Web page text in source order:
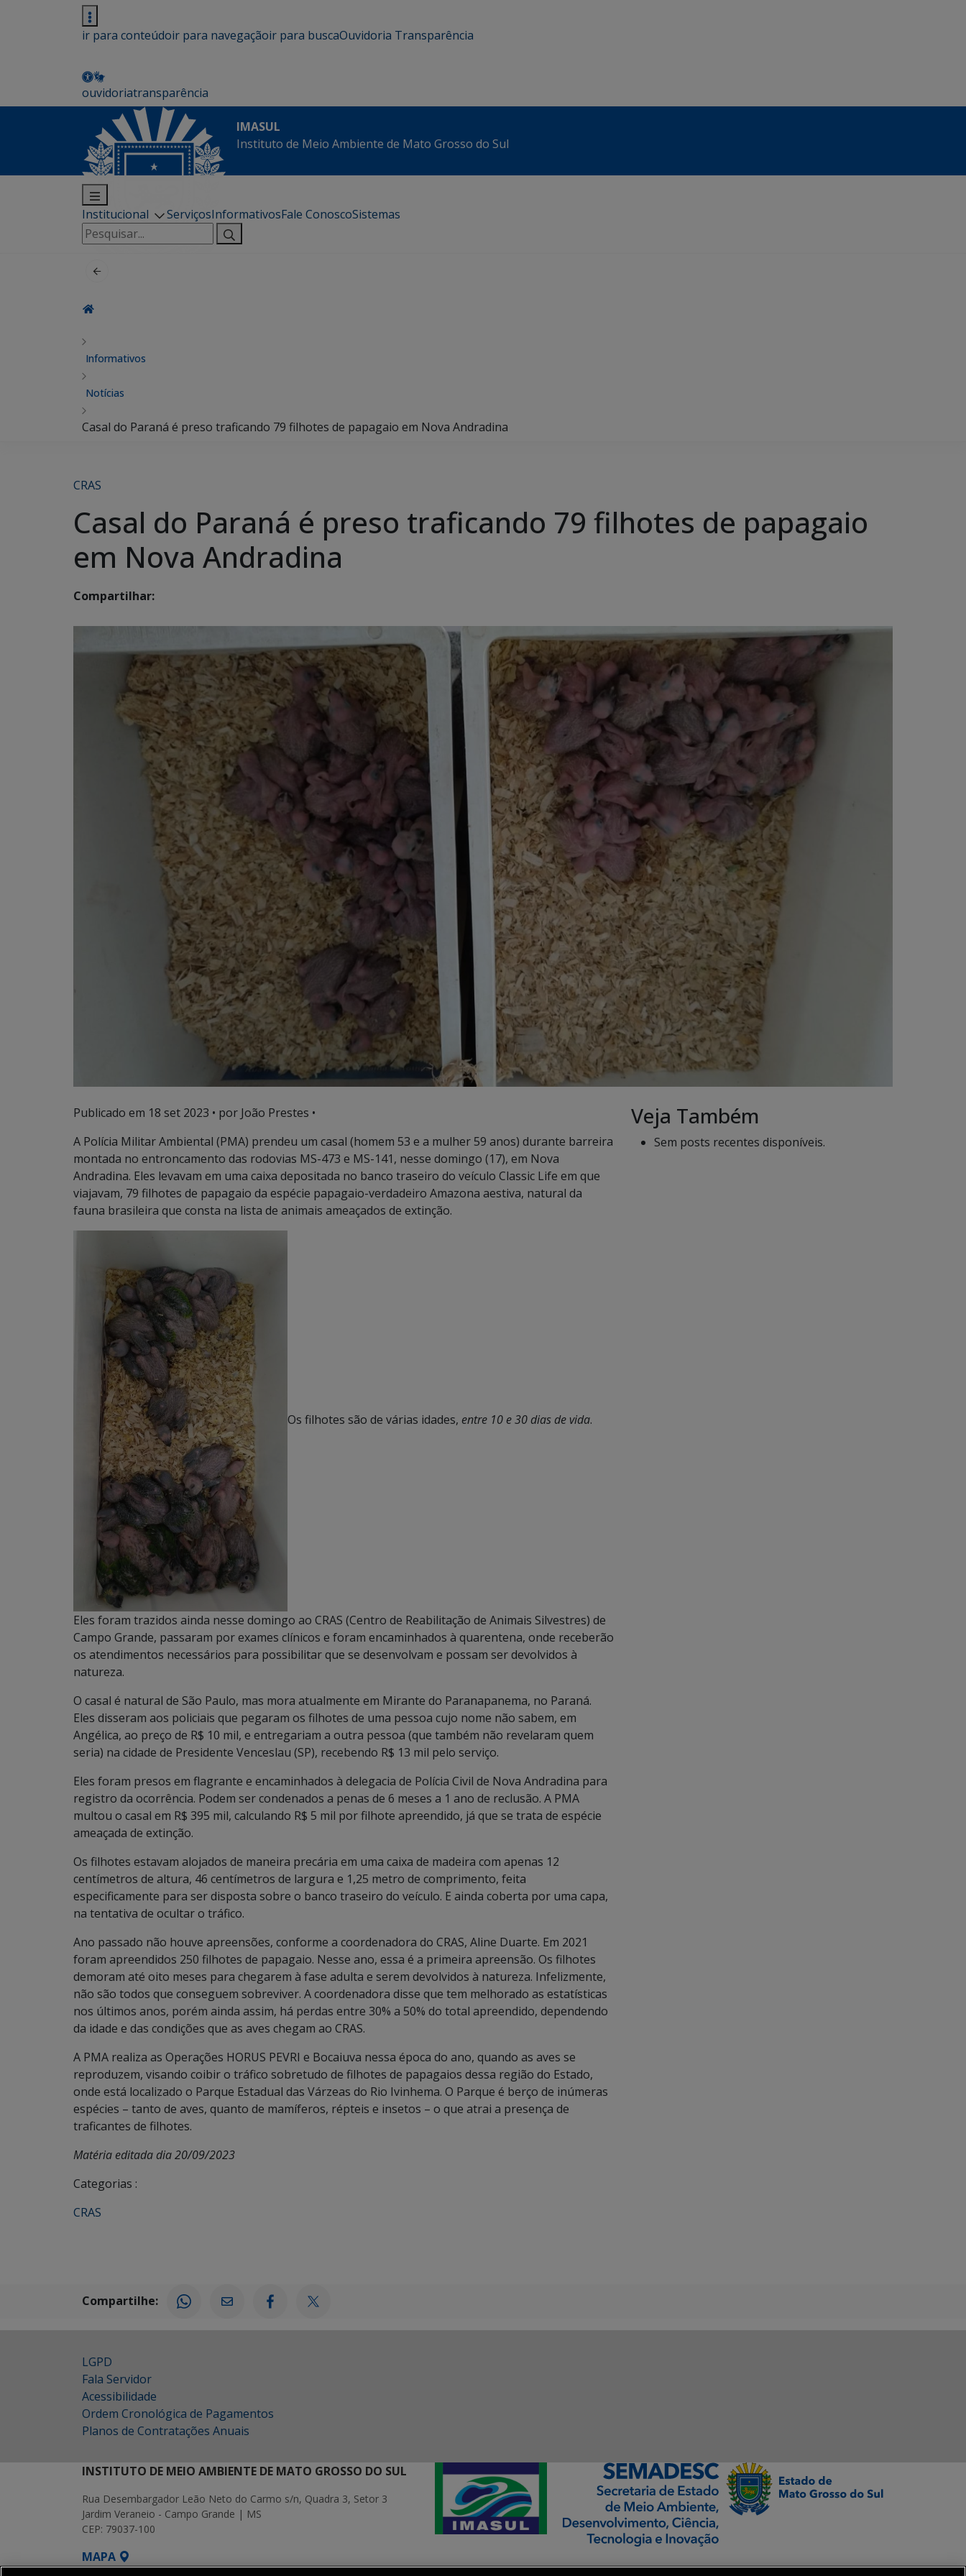
ir para conteúdoir para navegaçãoir para buscaOuvidoria Transparência
ouvidoriatransparência
IMASUL
Instituto de Meio Ambiente de Mato Grosso do Sul
Institucional ServiçosInformativosFale ConoscoSistemas
Pesquisar
por:
Informativos
Notícias
Casal do Paraná é preso traficando 79 filhotes de papagaio em Nova Andradina
CRAS
Casal do Paraná é preso traficando 79 filhotes de papagaio
em Nova Andradina
Compartilhar:
Publicado em 18 set 2023 • por João Prestes •
A Polícia Militar Ambiental (PMA) prendeu um casal (homem 53 e a mulher 59 anos) durante barreira
montada no entroncamento das rodovias MS-473 e MS-141, nesse domingo (17), em Nova
Andradina. Eles levavam em uma caixa depositada no banco traseiro do veículo Classic Life em que
viajavam, 79 filhotes de papagaio da espécie papagaio-verdadeiro Amazona aestiva, natural da
fauna brasileira que consta na lista de animais ameaçados de extinção.
Os filhotes são de várias idades, entre 10 e 30 dias de vida.
Eles foram trazidos ainda nesse domingo ao CRAS (Centro de Reabilitação de Animais Silvestres) de
Campo Grande, passaram por exames clínicos e foram encaminhados à quarentena, onde receberão
os atendimentos necessários para possibilitar que se desenvolvam e possam ser devolvidos à
natureza.
O casal é natural de São Paulo, mas mora atualmente em Mirante do Paranapanema, no Paraná.
Eles disseram aos policiais que pegaram os filhotes de uma pessoa cujo nome não sabem, em
Angélica, ao preço de R$ 10 mil, e entregariam a outra pessoa (que também não revelaram quem
seria) na cidade de Presidente Venceslau (SP), recebendo R$ 13 mil pelo serviço.
Eles foram presos em flagrante e encaminhados à delegacia de Polícia Civil de Nova Andradina para
registro da ocorrência. Podem ser condenados a penas de 6 meses a 1 ano de reclusão. A PMA
multou o casal em R$ 395 mil, calculando R$ 5 mil por filhote apreendido, já que se trata de espécie
ameaçada de extinção.
Os filhotes estavam alojados de maneira precária em uma caixa de madeira com apenas 12
centímetros de altura, 46 centímetros de largura e 1,25 metro de comprimento, feita
especificamente para ser disposta sobre o banco traseiro do veículo. E ainda coberta por uma capa,
na tentativa de ocultar o tráfico.
Ano passado não houve apreensões, conforme a coordenadora do CRAS, Aline Duarte. Em 2021
foram apreendidos 250 filhotes de papagaio. Nesse ano, essa é a primeira apreensão. Os filhotes
demoram até oito meses para chegarem à fase adulta e serem devolvidos à natureza. Infelizmente,
não são todos que conseguem sobreviver. A coordenadora disse que tem melhorado as estatísticas
nos últimos anos, porém ainda assim, há perdas entre 30% a 50% do total apreendido, dependendo
da idade e das condições que as aves chegam ao CRAS.
A PMA realiza as Operações HORUS PEVRI e Bocaiuva nessa época do ano, quando as aves se
reproduzem, visando coibir o tráfico sobretudo de filhotes de papagaios dessa região do Estado,
onde está localizado o Parque Estadual das Várzeas do Rio Ivinhema. O Parque é berço de inúmeras
espécies – tanto de aves, quanto de mamíferos, répteis e insetos – o que atrai a presença de
traficantes de filhotes.
Matéria editada dia 20/09/2023
Categorias :
CRAS
Veja Também
Sem posts recentes disponíveis.
Compartilhe:
LGPD
Fala Servidor
Acessibilidade
Ordem Cronológica de Pagamentos
Planos de Contratações Anuais
INSTITUTO DE MEIO AMBIENTE DE MATO GROSSO DO SUL
Rua Desembargador Leão Neto do Carmo s/n, Quadra 3, Setor 3
Jardim Veraneio - Campo Grande | MS
CEP: 79037-100
MAPA